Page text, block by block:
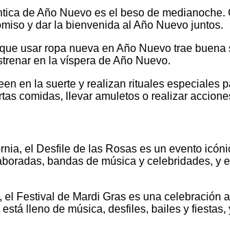
de Año Nuevo es el beso de
y dar la bienvenida al Año Nuevo juntos.
usar ropa nueva en Año Nuevo trae
en la víspera de Año Nuevo.
en la suerte y realizan rituales especiales
comidas, llevar amuletos o realizar
el Desfile de las Rosas es un evento
bandas de música y celebridades, y
el Festival de Mardi Gras es una celebración
lleno de música, desfiles, bailes y